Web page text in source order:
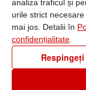
analiza traficul și
urile strict
mai jos. Detalii în
confidențialitate